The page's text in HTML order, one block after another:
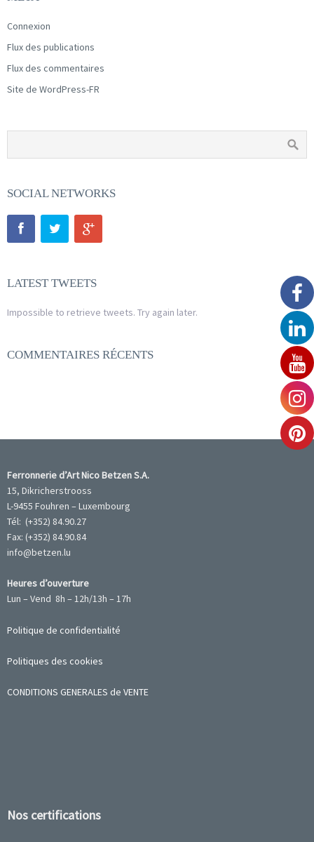
Connexion
Flux des publications
Flux des commentaires
Site de WordPress-FR
SOCIAL NETWORKS
LATEST TWEETS
Impossible to retrieve tweets. Try again later.
COMMENTAIRES RÉCENTS
Ferronnerie d’Art Nico Betzen S.A.
15, Dikricherstrooss
L-9455 Fouhren – Luxembourg
Tél: (+352) 84.90.27
Fax: (+352) 84.90.84
info@betzen.lu
Heures d’ouverture
Lun – Vend 8h – 12h/13h – 17h
Politique de confidentialité
Politiques des cookies
CONDITIONS GENERALES de VENTE
Nos certifications